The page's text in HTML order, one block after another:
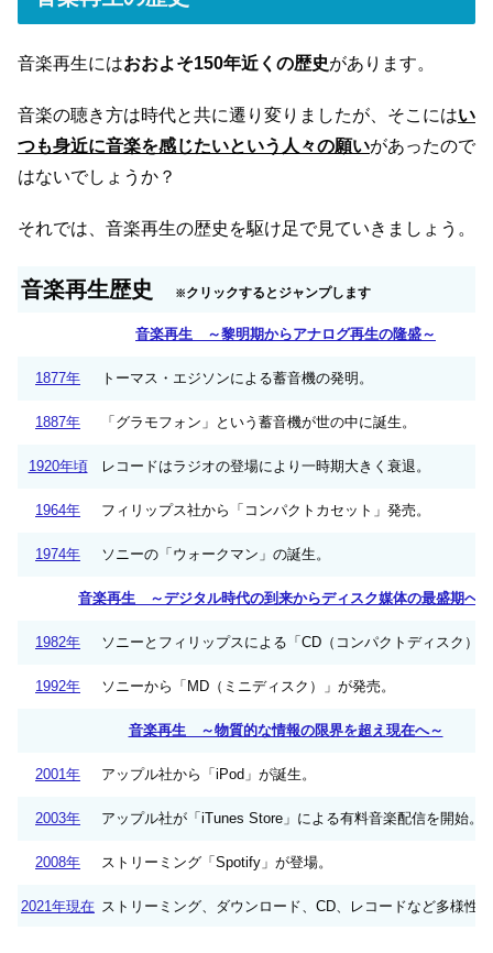
音楽再生にはおおよそ150年近くの歴史があります。
音楽の聴き方は時代と共に遷り変りましたが、そこにはい
つも身近に音楽を感じたいという人々の願いがあったので
はないでしょうか？
それでは、音楽再生の歴史を駆け足で見ていきましょう。
音楽再生歴史 ※クリックするとジャンプします
音楽再生 ～黎明期からアナログ再生の隆盛～
1877年 トーマス・エジソンによる蓄音機の発明。
1887年 「グラモフォン」という蓄音機が世の中に誕生。
1920年頃 レコードはラジオの登場により一時期大きく衰退。
1964年 フィリップス社から「コンパクトカセット」発売。
1974年 ソニーの「ウォークマン」の誕生。
音楽再生 ～デジタル時代の到来からディスク媒体の最盛期へ～
1982年 ソニーとフィリップスによる「CD（コンパクトディスク）
1992年 ソニーから「MD（ミニディスク）」が発売。
音楽再生 ～物質的な情報の限界を超え現在へ～
2001年 アップル社から「iPod」が誕生。
2003年 アップル社が「iTunes Store」による有料音楽配信を開始。
2008年 ストリーミング「Spotify」が登場。
2021年現在 ストリーミング、ダウンロード、CD、レコードなど多様性